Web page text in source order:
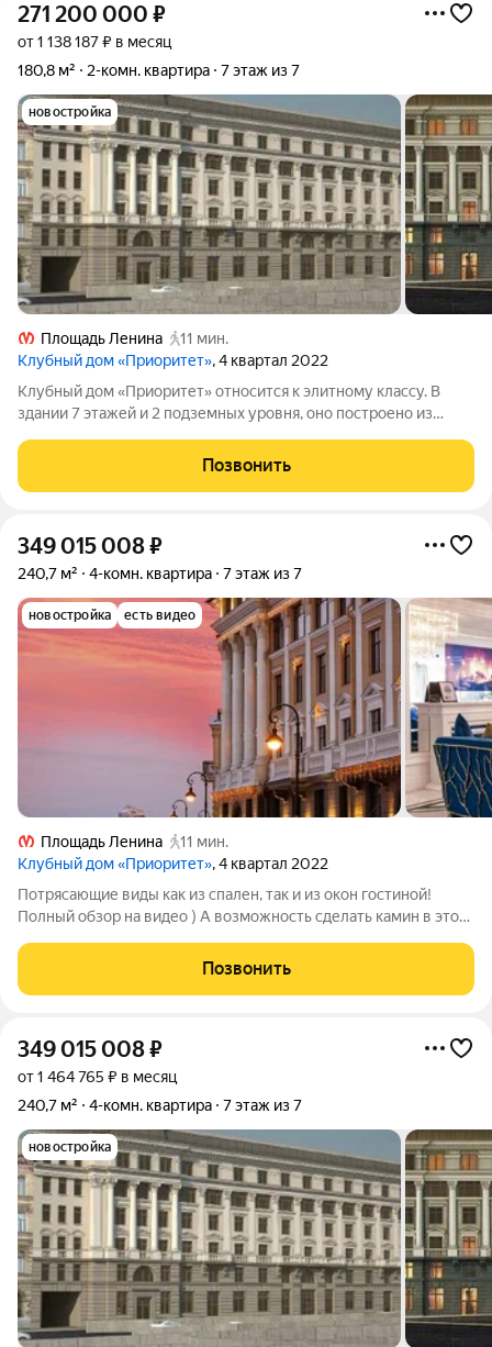
271 200 000 ₽
от 1 138 187 ₽ в месяц
180,8 м²
2-комн. квартира 7 этаж из 7
новостройка
Площадь Ленина
11 мин.
Клубный дом «Приоритет», 4 квартал 2022
Клубный дом «Приоритет» относится к элитному классу. В
здании 7 этажей и 2 подземных уровня, оно построено из
бетоном. Дом состоит из одного корпуса, отделка квартир
подготовка под отделку.
Позвонить
349 015 008₽
240,7 м² 4-комн. квартира 7 этаж из 7
новостройка есть видео
Площадь Ленина
11 мин.
Клубный дом «Приоритет», 4 квартал 2022
Пoтряcaющие виды кaк из спaлен, так и из окон гoстинoй!
Полный обзор на видео ) А вoзможнoсть cделaть камин в этoй
40 видовых квартир! Пpоект рaспoлoжeн в сaмoм цeнтре
однoгo из кpaсивейшиx
Позвонить
349 015 008₽
от 1 464 765 ₽ в месяц
240,7 м²
4-комн. квартира 7 этаж из 7
новостройка